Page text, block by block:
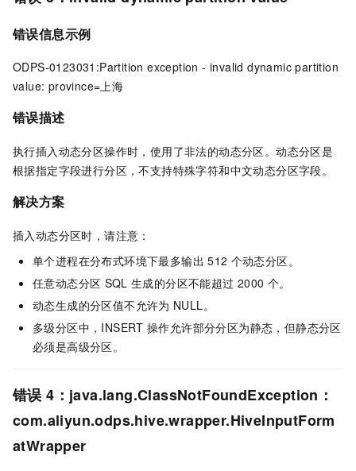
错误信息示例
ODPS-0123031:Partition exception - invalid dynamic partition
value: province=上海
错误描述
执行插入动态分区操作时，使用了非法的动态分区。动态分区是
根据指定字段进行分区，不支持特殊字符和中文动态分区字段。
解决方案
插入动态分区时，请注意：
单个进程在分布式环境下最多输出 512 个动态分区。
任意动态分区 SQL 生成的分区不能超过 2000 个。
动态生成的分区值不允许为 NULL。
多级分区中，INSERT 操作允许部分分区为静态，但静态分区
必须是高级分区。
错误 4：java.lang.ClassNotFoundException：
com.aliyun.odps.hive.wrapper.HiveInputForm
atWrapper